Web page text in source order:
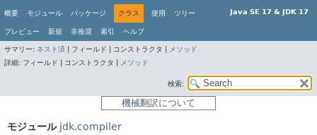
Java SE 17 & JDK 17
概要 モジュール パッケージ クラス 使用 ツリー
プレビュー 新規 非推奨 索引 ヘルプ
サマリー: ネスト済 フィールド | コンストラクタ |
メソッド
詳細: フィールド | コンストラクタ | メソッド
検索:
機械翻訳について
モジュール jdk.compiler